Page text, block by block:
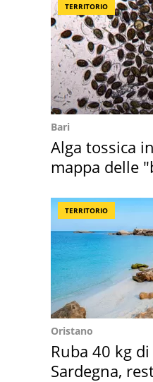
TERRITORIO
Bari
Alga tossica
mappa delle
TERRITORIO
Oristano
Ruba 40 kg
Sardegna,